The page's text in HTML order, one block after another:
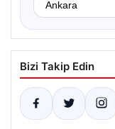
Bizi Takip Edin